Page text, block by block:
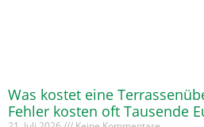
Was kostet eine
Fehler kosten oft Tausende